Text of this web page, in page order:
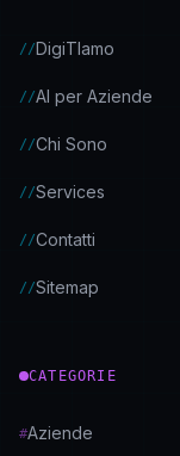
//DigiTIamo
//AI per Aziende
//Chi Sono
//Services
//Contatti
//Sitemap
CATEGORIE
#Aziende